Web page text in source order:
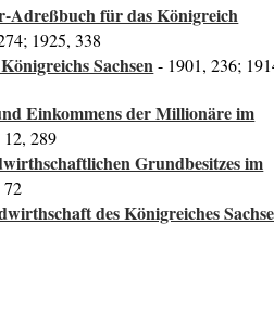
Adreßbuch für das Königreich
1925, 338
Sachsen- 1901, 236;
Einkommens der Millionäre im
289
Grundbesitzes im
72
des Königreiches